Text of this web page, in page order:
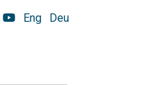
Eng Deu